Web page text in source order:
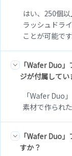
はい、250個
ラッシュドラ
ことが可能です
「Wafer Duo
ジが付属してい
「Wafer Duo
素材で作られ
「Wafer Duo
すか？